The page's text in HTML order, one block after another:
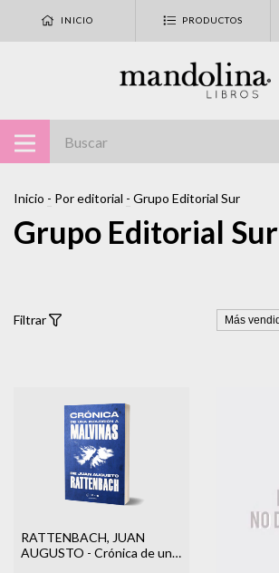
INICIO PRODUCTOS
Inicio - Por editorial - Grupo Editorial Sur
Grupo Editorial Sur
Filtrar
RATTENBACH, JUAN
AUGUSTO - Crónica de una